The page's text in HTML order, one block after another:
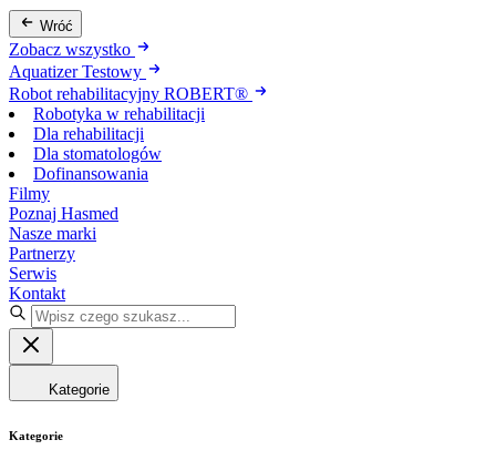
Wróć
Zobacz wszystko
Aquatizer Testowy
Robot rehabilitacyjny ROBERT®
Robotyka w rehabilitacji
Dla rehabilitacji
Dla stomatologów
Dofinansowania
Filmy
Poznaj Hasmed
Nasze marki
Partnerzy
Serwis
Kontakt
Kategorie
Kategorie